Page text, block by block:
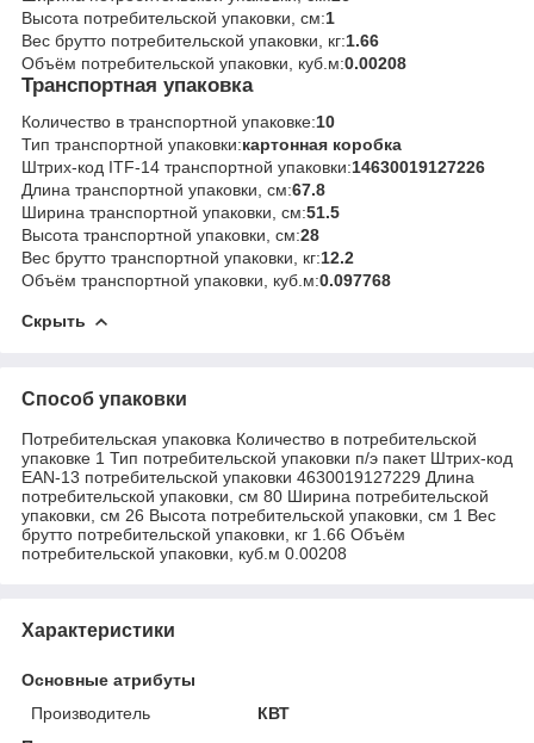
Высота потребительской упаковки, см:1
Вес брутто потребительской упаковки, кг:1.66
Объём потребительской упаковки, куб.м:0.00208
Транспортная упаковка
Количество в транспортной упаковке:10
Тип транспортной упаковки:картонная коробка
Штрих-код ITF-14 транспортной упаковки:14630019127226
Длина транспортной упаковки, см:67.8
Ширина транспортной упаковки, см:51.5
Высота транспортной упаковки, см:28
Вес брутто транспортной упаковки, кг:12.2
Объём транспортной упаковки, куб.м:0.097768
Скрыть
Способ упаковки
Потребительская упаковка Количество в потребительской
упаковке 1 Тип потребительской упаковки п/э пакет Штрих-код
EAN-13 потребительской упаковки 4630019127229 Длина
потребительской упаковки, см 80 Ширина потребительской
упаковки, см 26 Высота потребительской упаковки, см 1 Вес
брутто потребительской упаковки, кг 1.66 Объём
потребительской упаковки, куб.м 0.00208
Характеристики
Основные атрибуты
Производитель
КВТ